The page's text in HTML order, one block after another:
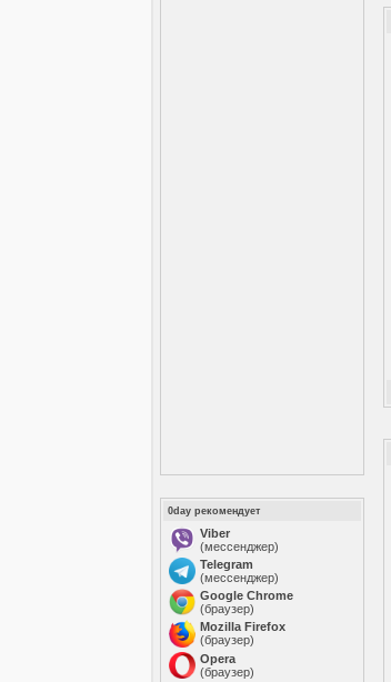
0day рекомендует
Viber
(мессенджер)
Telegram
(мессенджер)
Google Chrome
(браузер)
Mozilla Firefox
(браузер)
Opera
(браузер)